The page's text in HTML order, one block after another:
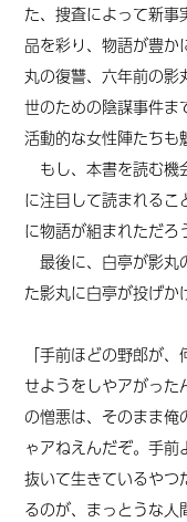
た、捜査によって新
品を彩り、物語が豊
丸の復讐、六年前の影
世のための陰謀事件ま
活動的な女性陣たちも
もし、本書を読む機
に注目して読まれる
に物語が組まれただろ
最後に、白亭が影丸
た影丸に白亭が投げか
「手前ほどの野郎が
せようをしやアがっ
の憎悪は、そのまま
ゃアねえんだぞ。手
抜いて生きているやつ
るのが、まっとうな